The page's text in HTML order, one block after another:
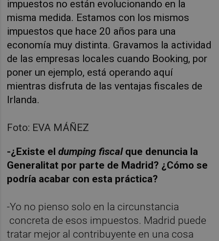
impuestos no están evolucionando en la
misma medida. Estamos con los mismos
impuestos que hace 20 años para una
economía muy distinta. Gravamos la actividad
de las empresas locales cuando Booking, por
poner un ejemplo, está operando aquí
mientras disfruta de las ventajas fiscales de
Irlanda.
Foto: EVA MÁÑEZ
-¿Existe eldumping fiscalque denuncia la
Generalitat por parte de Madrid? ¿Cómo se
podría acabar con esta práctica?
-Yo no pienso solo en la circunstancia
concreta de esos impuestos. Madrid puede
tratar mejor al contribuyente en una cosa